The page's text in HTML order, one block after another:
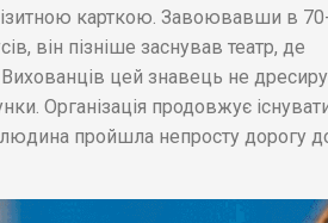
карткою. Завоювавши в
він пізніше заснував театр, де
цей знавець не
Організація продовжує
пройшла непросту дорогу